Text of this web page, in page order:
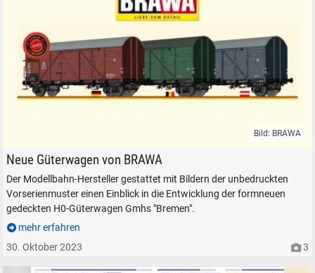
Illustrationen zu den BRAWA Bestellnummern 50720, 50731 und 50735.
Bild: BRAWA
Neue Güterwagen von BRAWA
Der Modellbahn-Hersteller gestattet mit Bildern der unbedruckten
Vorserienmuster einen Einblick in die Entwicklung der formneuen
gedeckten H0-Güterwagen Gmhs "Bremen".
mehr erfahren
30. Oktober 2023
3
Durchsuchen